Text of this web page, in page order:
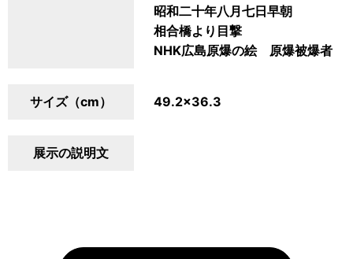
昭和二十年八月七日早朝
相合橋より目撃
NHK広島原爆の絵 原爆被爆者
サイズ（cm） 49.2×36.3
展示の説明文